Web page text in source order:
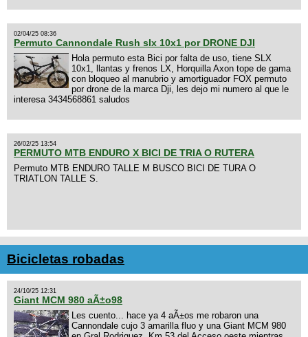
02/04/25 08:36
Permuto Cannondale Rush slx 10x1 por DRONE DJI
Hola permuto esta Bici por falta de uso, tiene SLX
10x1, llantas y frenos LX, Horquilla Axon tope de gama
con bloqueo al manubrio y amortiguador FOX permuto
por drone de la marca Dji, les dejo mi numero al que le
interesa 3434568861 saludos
26/02/25 13:54
PERMUTO MTB ENDURO X BICI DE TRIA O RUTERA
Permuto MTB ENDURO TALLE M BUSCO BICI DE TURA O
TRIATLON TALLE S.
Bicicletas robadas
24/10/25 12:31
Giant MCM 980 aÃ±o98
Les cuento... hace ya 4 aÃ±os me robaron una
Cannondale cujo 3 amarilla fluo y una Giant MCM 980